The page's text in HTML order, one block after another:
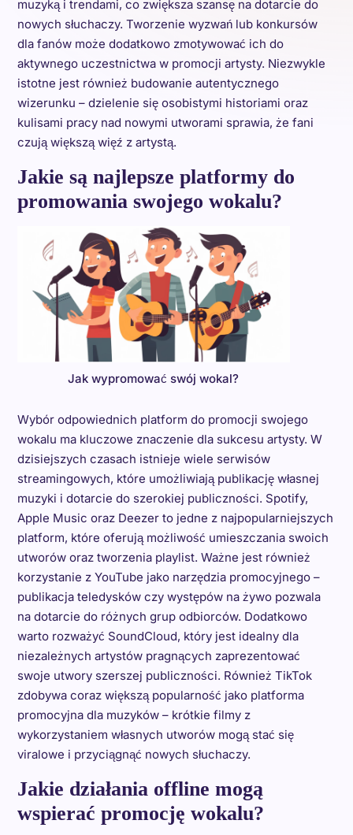
muzyką i trendami, co zwiększa szansę na dotarcie do
nowych słuchaczy. Tworzenie wyzwań lub konkursów
dla fanów może dodatkowo zmotywować ich do
aktywnego uczestnictwa w promocji artysty. Niezwykle
istotne jest również budowanie autentycznego
wizerunku – dzielenie się osobistymi historiami oraz
kulisami pracy nad nowymi utworami sprawia, że fani
czują większą więź z artystą.
Jakie są najlepsze platformy do
promowania swojego wokalu?
Jak wypromować swój wokal?
Wybór odpowiednich platform do promocji swojego
wokalu ma kluczowe znaczenie dla sukcesu artysty. W
dzisiejszych czasach istnieje wiele serwisów
streamingowych, które umożliwiają publikację własnej
muzyki i dotarcie do szerokiej publiczności. Spotify,
Apple Music oraz Deezer to jedne z najpopularniejszych
platform, które oferują możliwość umieszczania swoich
utworów oraz tworzenia playlist. Ważne jest również
korzystanie z YouTube jako narzędzia promocyjnego –
publikacja teledysków czy występów na żywo pozwala
na dotarcie do różnych grup odbiorców. Dodatkowo
warto rozważyć SoundCloud, który jest idealny dla
niezależnych artystów pragnących zaprezentować
swoje utwory szerszej publiczności. Również TikTok
zdobywa coraz większą popularność jako platforma
promocyjna dla muzyków – krótkie filmy z
wykorzystaniem własnych utworów mogą stać się
viralowe i przyciągnąć nowych słuchaczy.
Jakie działania offline mogą
wspierać promocję wokalu?